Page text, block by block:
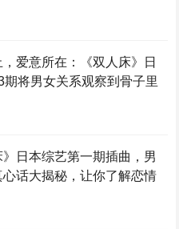
爱意所在：《双人床》日
期将男女关系观察到骨子里
》日本综艺第一期插曲，男
话大揭秘，让你了解恋情